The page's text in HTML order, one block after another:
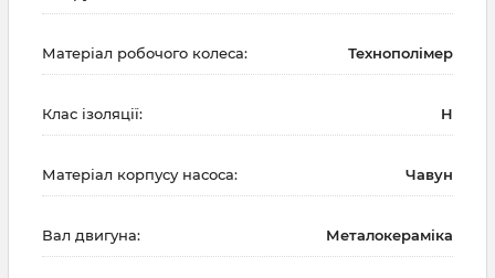
Матеріал робочого колеса: Технополімер
Клас ізоляції: H
Матеріал корпусу насоса: Чавун
Вал двигуна: Металокераміка